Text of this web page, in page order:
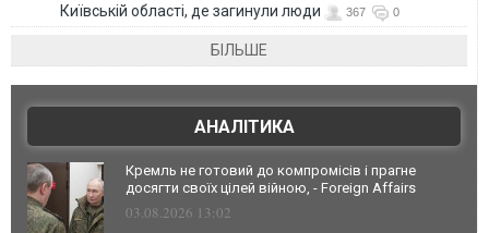
Київській області, де загинули люди
367 0
БІЛЬШЕ
АНАЛІТИКА
Кремль не готовий до компромісів і прагне
досягти своїх цілей війною, - Foreign Affairs
03.08.2026 13:02